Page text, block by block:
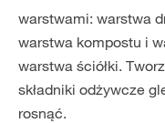
warstwami: warstwa
warstwa kompostu i
warstwa ściółki.
składniki odżywcze
rosnąć.